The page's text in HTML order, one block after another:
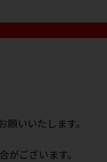
いいたします。
ございます。